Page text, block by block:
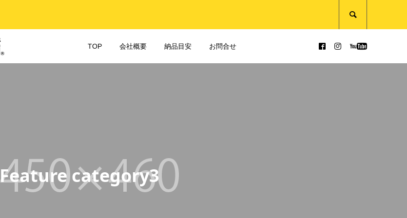

TOP 会社概要 納品目安 お問合せ
Feature category3